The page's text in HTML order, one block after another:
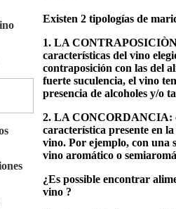
Existen 2 tipologías de
1. LA
características del vino
contraposición con las del
fuerte suculencia, el vino
presencia de alcoholes y/o
2. LA CONCORDANCIA:
característica presente en
vino. Por ejemplo, con una
vino aromático o
¿Es possible encontrar
vino ?